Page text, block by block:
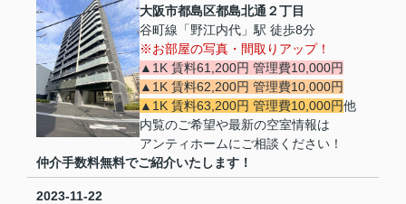
大阪市都島区都島北通２丁目
谷町線「野江内代」駅 徒歩8分
※お部屋の写真・間取りアップ！
▲1K 賃料61,200円 管理費10,000円
▲1K 賃料62,200円 管理費10,000円
▲1K 賃料63,200円 管理費10,000円他
内覧のご希望や最新の空室情報は
アンティホームにご相談ください！
仲介手数料無料でご紹介いたします！
2023-11-22